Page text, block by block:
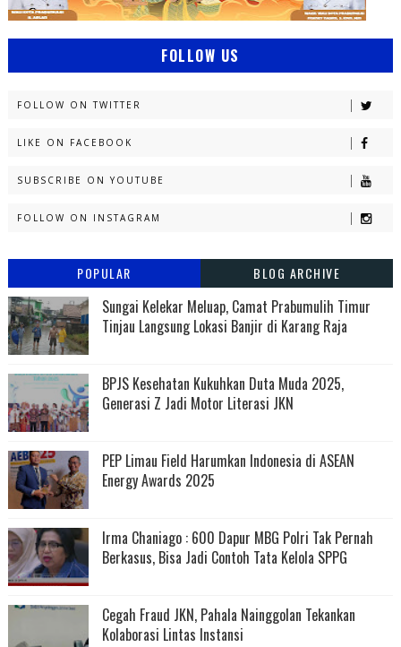
FOLLOW US
FOLLOW ON TWITTER
LIKE ON FACEBOOK
SUBSCRIBE ON YOUTUBE
FOLLOW ON INSTAGRAM
POPULAR BLOG ARCHIVE
Sungai Kelekar Meluap, Camat Prabumulih Timur
Tinjau Langsung Lokasi Banjir di Karang Raja
BPJS Kesehatan Kukuhkan Duta Muda 2025,
Generasi Z Jadi Motor Literasi JKN
PEP Limau Field Harumkan Indonesia di ASEAN
Energy Awards 2025
Irma Chaniago : 600 Dapur MBG Polri Tak Pernah
Berkasus, Bisa Jadi Contoh Tata Kelola SPPG
Cegah Fraud JKN, Pahala Nainggolan Tekankan
Kolaborasi Lintas Instansi